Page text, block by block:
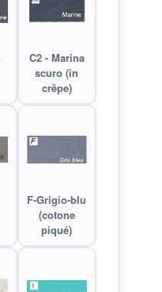
C2 - Marina
scuro (in
crêpe)
F-Grigio-blu
(cotone
piqué)